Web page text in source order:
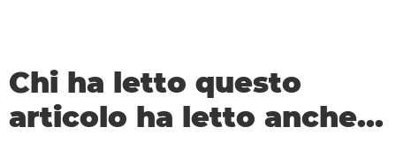
Chi ha letto questo
articolo ha letto anche...